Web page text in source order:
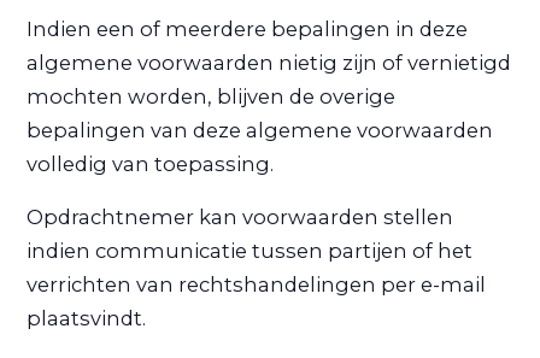
Indien een of meerdere bepalingen in deze
algemene voorwaarden nietig zijn of vernietigd
mochten worden, blijven de overige
bepalingen van deze algemene voorwaarden
volledig van toepassing.
Opdrachtnemer kan voorwaarden stellen
indien communicatie tussen partijen of het
verrichten van rechtshandelingen per e-mail
plaatsvindt.